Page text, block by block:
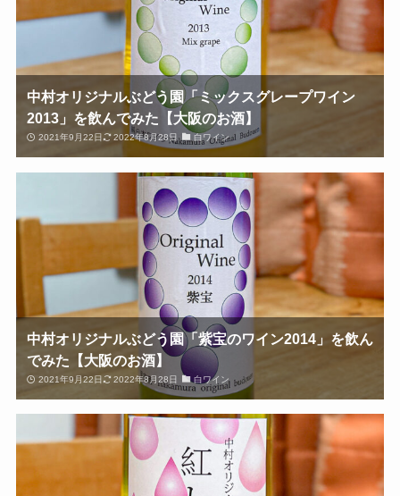
中村オリジナルぶどう園「ミックスグレープワイン
2013」を飲んでみた【大阪のお酒】
2021年9月22日 2022年8月28日 白ワイン
中村オリジナルぶどう園「紫宝のワイン2014」を飲ん
でみた【大阪のお酒】
2021年9月22日 2022年8月28日 白ワイン